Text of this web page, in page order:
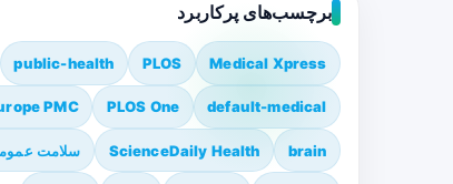
برچسب‌های پرکاربرد
Medical Xpress
PLOS
public-health
default-medical
PLOS One
PMC
brain
ScienceDaily Health سلامت